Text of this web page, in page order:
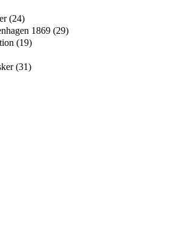
(24)
1869 (29)
(19)
(31)